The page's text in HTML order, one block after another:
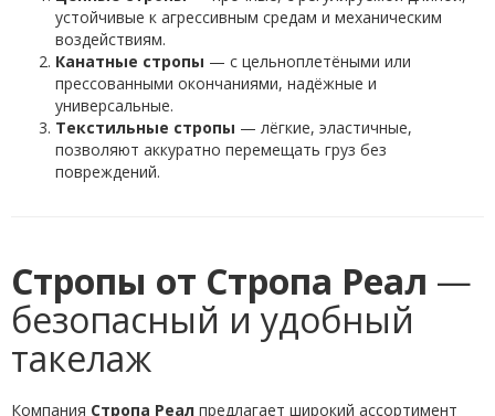
устойчивые к агрессивным средам и механическим
воздействиям.
Канатные стропы — с цельноплетёными или
прессованными окончаниями, надёжные и
универсальные.
Текстильные стропы — лёгкие, эластичные,
позволяют аккуратно перемещать груз без
повреждений.
Стропы от Стропа Реал —
безопасный и удобный
такелаж
Компания Стропа Реал предлагает широкий ассортимент